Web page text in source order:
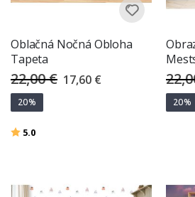
Oblačná Nočná Obloha
Tapeta
22,00 € Special
Price
17,60 €
20%
Hodnotenie:
5.0
20%